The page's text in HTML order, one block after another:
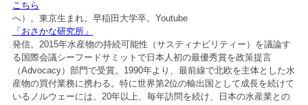
こちら
へ）。東京生まれ。早稲田大学卒。Youtube
「おさかな研究所」
発信。2015年水産物の持続可能性（サスティナビリティー）を議論す
る国際会議シーフードサミットで日本人初の最優秀賞を政策提言
（Advocacy）部門で受賞。1990年より、最前線で北欧を主体とした水
産物の買付業務に携わる。特に世界第2位の輸出国として成長を続けて
いるノルウェーには、20年以上、毎年訪問を続け、日本の水産業との